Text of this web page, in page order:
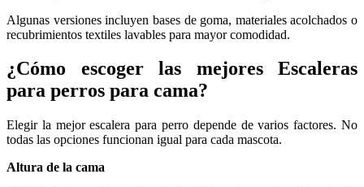
Algunas versiones incluyen bases de goma, materiales acolchados o
recubrimientos textiles lavables para mayor comodidad.
¿Cómo escoger las mejores Escaleras
para perros para cama?
Elegir la mejor escalera para perro depende de varios factores. No
todas las opciones funcionan igual para cada mascota.
Altura de la cama